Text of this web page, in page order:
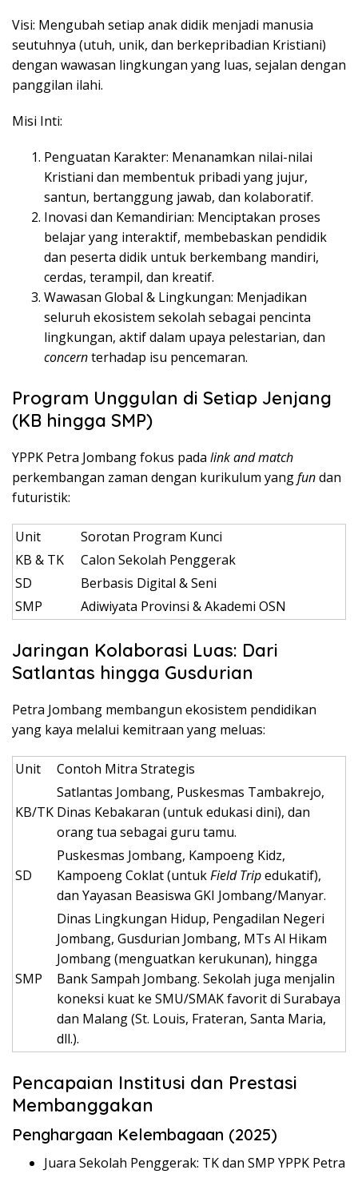
Visi: Mengubah setiap anak didik menjadi manusia
seutuhnya (utuh, unik, dan berkepribadian Kristiani)
dengan wawasan lingkungan yang luas, sejalan dengan
panggilan ilahi.
Misi Inti:
Penguatan Karakter: Menanamkan nilai-nilai
Kristiani dan membentuk pribadi yang jujur,
santun, bertanggung jawab, dan kolaboratif.
Inovasi dan Kemandirian: Menciptakan proses
belajar yang interaktif, membebaskan pendidik
dan peserta didik untuk berkembang mandiri,
cerdas, terampil, dan kreatif.
Wawasan Global & Lingkungan: Menjadikan
seluruh ekosistem sekolah sebagai pencinta
lingkungan, aktif dalam upaya pelestarian, dan
concernterhadap isu pencemaran.
Program Unggulan di Setiap Jenjang
(KB hingga SMP)
YPPK Petra Jombang fokus pada link and match
perkembangan zaman dengan kurikulum yangfundan
futuristik:
Unit
Sorotan Program Kunci
KB & TK
Calon Sekolah Penggerak
SD
Berbasis Digital & Seni
SMP
Adiwiyata Provinsi & Akademi OSN
Jaringan Kolaborasi Luas: Dari
Satlantas hingga Gusdurian
Petra Jombang membangun ekosistem pendidikan
yang kaya melalui kemitraan yang meluas:
Unit Contoh Mitra Strategis
KB/TK
Satlantas Jombang, Puskesmas Tambakrejo,
Dinas Kebakaran (untuk edukasi dini), dan
orang tua sebagai guru tamu.
SD
Puskesmas Jombang, Kampoeng Kidz,
Kampoeng Coklat (untukField Tripedukatif),
dan Yayasan Beasiswa GKI Jombang/Manyar.
SMP
Dinas Lingkungan Hidup, Pengadilan Negeri
Jombang, Gusdurian Jombang, MTs Al Hikam
Jombang (menguatkan kerukunan), hingga
Bank Sampah Jombang. Sekolah juga menjalin
koneksi kuat ke SMU/SMAK favorit di Surabaya
dan Malang (St. Louis, Frateran, Santa Maria,
dll.).
Pencapaian Institusi dan Prestasi
Membanggakan
Penghargaan Kelembagaan (2025)
Juara Sekolah Penggerak: TK dan SMP YPPK Petra